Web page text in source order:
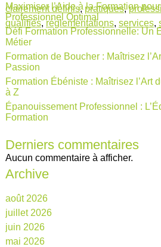
clairement définis,pratiques,
qualifiés,réglementations, services,
Maximiser l’Aide à la Formation
Professionnel Optimal
Défi Formation Professionnelle: Un
Métier
Formation de Boucher : Maîtrisez
Passion
Formation Ébéniste : Maîtrisez l’Art
à Z
Épanouissement Professionnel :
Formation
Derniers commentaires
Aucun commentaire à afficher.
Archive
août 2026
juillet 2026
juin 2026
mai 2026